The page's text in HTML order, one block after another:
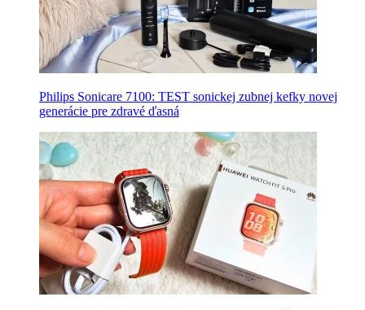
Philips Sonicare 7100: TEST sonickej zubnej kefky novej
generácie pre zdravé ďasná